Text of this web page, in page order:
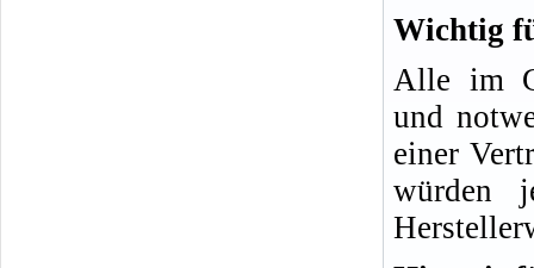
Wichtig
Alle im
und
einer
würden